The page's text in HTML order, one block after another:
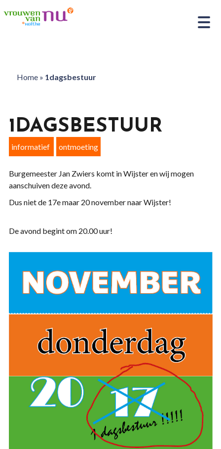
Home» 1dagsbestuur
1DAGSBESTUUR
informatief ontmoeting
Burgemeester Jan Zwiers komt in Wijster en wij mogen
aanschuiven deze avond.
Dus niet de 17e maar 20 november naar Wijster!
De avond begint om 20.00 uur!